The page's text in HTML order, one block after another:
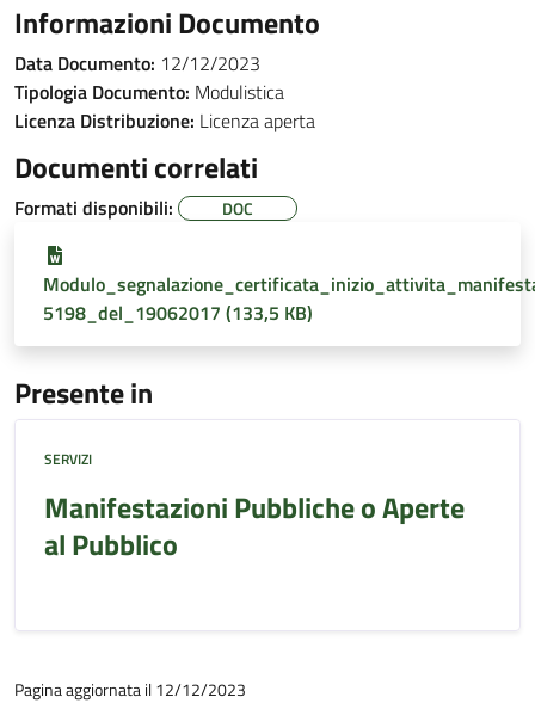
Informazioni Documento
Data Documento: 12/12/2023
Tipologia Documento: Modulistica
Licenza Distribuzione: Licenza aperta
Documenti correlati
Formati disponibili: DOC
5198_del_19062017 (133,5 KB)
Presente in
SERVIZI
Manifestazioni Pubbliche o Aperte
al Pubblico
Pagina aggiornata il 12/12/2023